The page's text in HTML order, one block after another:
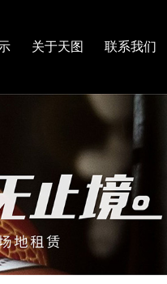
关于天图 联系我们